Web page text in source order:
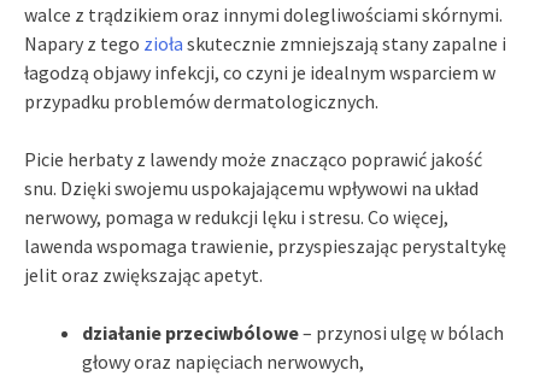
walce z trądzikiem oraz innymi dolegliwościami skórnymi.
Napary z tego zioła skutecznie zmniejszają stany zapalne i
łagodzą objawy infekcji, co czyni je idealnym wsparciem w
przypadku problemów dermatologicznych.
Picie herbaty z lawendy może znacząco poprawić jakość
snu. Dzięki swojemu uspokajającemu wpływowi na układ
nerwowy, pomaga w redukcji lęku i stresu. Co więcej,
lawenda wspomaga trawienie, przyspieszając perystaltykę
jelit oraz zwiększając apetyt.
działanie przeciwbólowe– przynosi ulgę w bólach
głowy oraz napięciach nerwowych,